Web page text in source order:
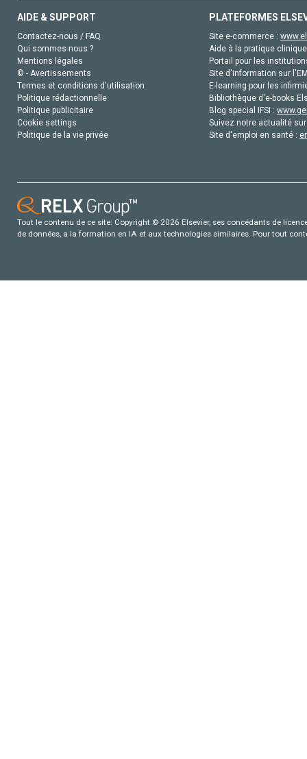
AIDE & SUPPORT
Contactez-nous / FAQ
Qui sommes-nous ?
Mentions légales
© - Avertissements
Termes et conditions d'utilisation
Politique rédactionnelle
Politique publicitaire
Cookie settings
Politique de la vie privée
PLATEFORMES
Site e-commerce :
Aide à la pratique
Portail pour les
Site d'information sur
E-learning pour les
Bibliothèque d'e-books
Blog special IFSI :
Suivez notre actualité
Site d'emploi en santé :
Tout le contenu de ce site: Copyright © 2026 Elsevier, ses concédants de
de données, a la formation en IA et aux technologies similaires. Pour tout